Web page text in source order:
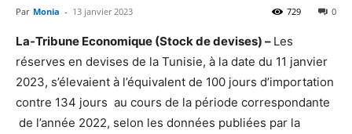
Par Monia - 13 janvier 2023 0
729
La-Tribune Economique (Stock de devises) – Les
réserves en devises de la Tunisie, à la date du 11 janvier
2023, s’élevaient à l’équivalent de 100 jours d’importation
contre 134 jours au cours de la période correspondante
de l’année 2022, selon les données publiées par la